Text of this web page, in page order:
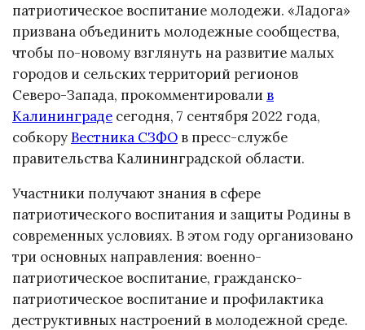
патриотическое воспитание молодежи. «Ладога»
призвана объединить молодежные сообщества,
чтобы по-новому взглянуть на развитие малых
городов и сельских территорий регионов
Северо-Запада, прокомментировали в
Калининграде сегодня, 7 сентября 2022 года,
собкоруВестника СЗФО в пресс-службе
правительства Калининградской области.
Участники получают знания в сфере
патриотического воспитания и защиты Родины в
современных условиях. В этом году организовано
три основных направления: военно-
патриотическое воспитание, гражданско-
патриотическое воспитание и профилактика
деструктивных настроений в молодежной среде.